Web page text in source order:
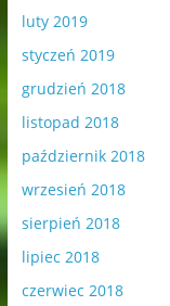
luty 2019
styczeń 2019
grudzień 2018
listopad 2018
październik 2018
wrzesień 2018
sierpień 2018
lipiec 2018
czerwiec 2018